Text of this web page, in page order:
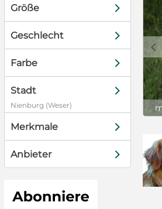
Größe d
Geschlecht d
Farbe d
Stadt d
Nienburg (Weser)
Merkmale d
Anbieter d
c